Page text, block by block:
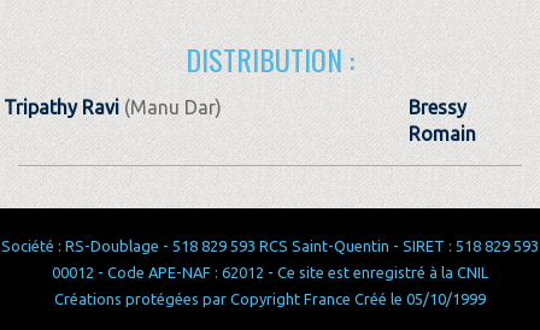
DISTRIBUTION :
Tripathy Ravi(Manu Dar)
Bressy
Romain
Société : RS-Doublage - 518 829 593 RCS Saint-Quentin - SIRET : 518 829 593
00012 - Code APE-NAF : 62012 - Ce site est enregistré à la CNIL
Créations protégées par Copyright France Créé le 05/10/1999